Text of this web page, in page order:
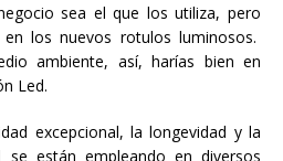
sea el que los utiliza, pero
los nuevos rotulos luminosos.
ambiente, así, harías bien en
Led.
excepcional, la longevidad y la
se están empleando en diversos